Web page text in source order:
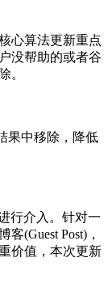
心算法更新重点
没帮助的或者谷
。
果中移除，降低
行介入。针对一
(Guest Post)，
价值，本次更新